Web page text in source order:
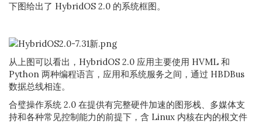
下图给出了 HybridOS 2.0 的系统框图。
从上图可以看出，HybridOS 2.0 应用主要使用 HVML 和
Python 两种编程语言，应用和系统服务之间，通过 HBDBus
数据总线相连。
合璧操作系统 2.0 在提供有完整硬件加速的图形栈、多媒体支
持和各种常见控制能力的前提下，含 Linux 内核在内的根文件